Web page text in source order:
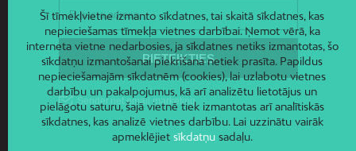
Šī tīmekļvietne izmanto sīkdatnes, tai skaitā sīkdatnes, kas
nepieciešamas tīmekļa vietnes darbībai. Ņemot vērā, ka
interneta vietne nedarbosies, ja sīkdatnes netiks izmantotas, šo
sīkdatņu izmantošanai piekrišana netiek prasīta. Papildus
nepieciešamajām sīkdatnēm (cookies), lai uzlabotu vietnes
darbību un pakalpojumus, kā arī analizētu lietotājus un
pielāgotu saturu, šajā vietnē tiek izmantotas arī analītiskās
sīkdatnes, kas analizē vietnes darbību. Lai uzzinātu vairāk
apmeklējiet sīkdatņusadaļu.